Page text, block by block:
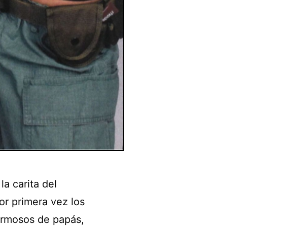
carita del
primera vez los
de papás,